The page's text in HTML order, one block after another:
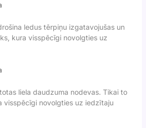
ledus tērpiņu izgatavojušas un
kura visspēcīgi novolgties uz
liela daudzuma nodevas. Tikai to
visspēcīgi novolgties uz iedzītaju